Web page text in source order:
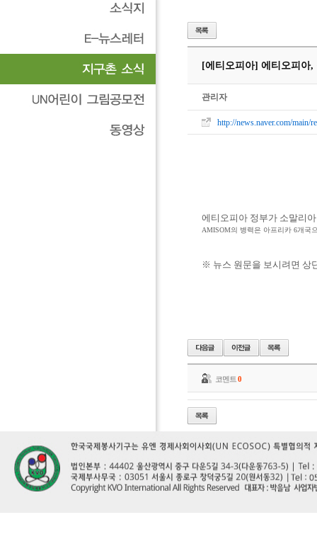
[에티오피아] 에티오피아
관리자
http://news.naver.com/
에티오피아 정부가 소말리
AMISOM의 병력은 아프리카 6개국
※ 뉴스 원문을 보시려면 상
코멘트 0